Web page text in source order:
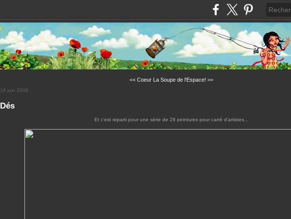
<< Coeur La Soupe de l'Espace! >>
16 juin 2008
Dés
Et c'est reparti pour une série de 28 peintures pour carré d'artistes...